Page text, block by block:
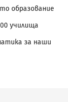
образование
училища
за наши